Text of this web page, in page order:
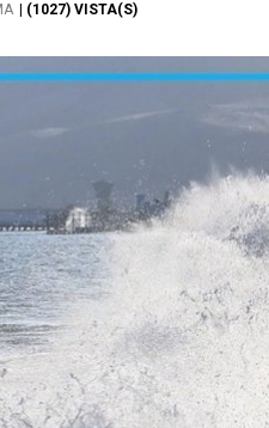
| (1027) VISTA(S)